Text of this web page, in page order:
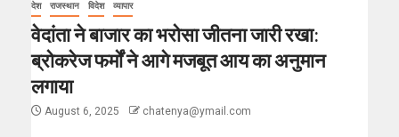
देश राजस्थान विदेश व्यापार
वेदांता ने बाजार का भरोसा जीतना जारी रखा:
ब्रोकरेज फर्मों ने आगे मजबूत आय का अनुमान
लगाया
August 6, 2025 chatenya@ymail.com